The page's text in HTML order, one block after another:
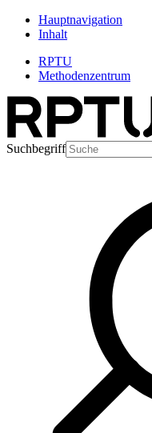
Hauptnavigation
Inhalt
RPTU
Methodenzentrum
Suchbegriff